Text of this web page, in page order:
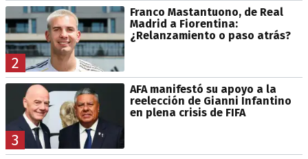
2
Franco Mastantuono, de Real
Madrid a Fiorentina:
¿Relanzamiento o paso atrás?
3
AFA manifestó su apoyo a la
reelección de Gianni Infantino
en plena crisis de FIFA